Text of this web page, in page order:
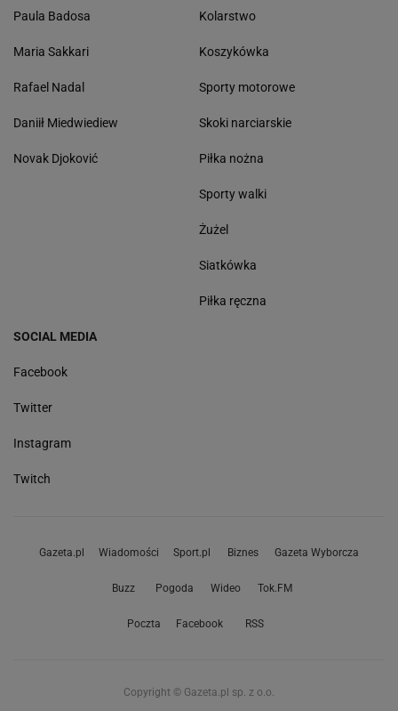
Paula Badosa
Maria Sakkari
Rafael Nadal
Daniił Miedwiediew
Novak Djoković
Kolarstwo
Koszykówka
Sporty motorowe
Skoki narciarskie
Piłka nożna
Sporty walki
Żużel
Siatkówka
Piłka ręczna
SOCIAL MEDIA
Facebook
Twitter
Instagram
Twitch
Gazeta.pl Wiadomości Sport.pl Biznes Gazeta Wyborcza
Buzz Pogoda Wideo Tok.FM
Poczta Facebook RSS
Copyright © Gazeta.pl sp. z o.o.